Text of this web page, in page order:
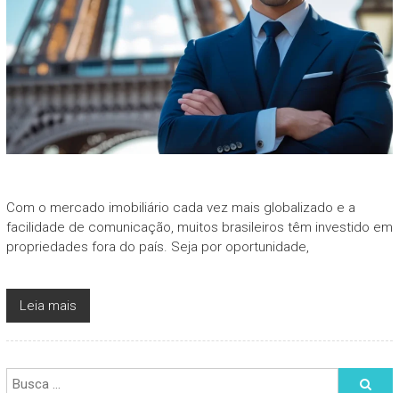
Com o mercado imobiliário cada vez mais globalizado e a
facilidade de comunicação, muitos brasileiros têm investido em
propriedades fora do país. Seja por oportunidade,
Leia mais